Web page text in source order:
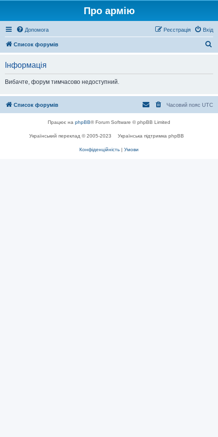
Про армію
Допомога Вхід
Реєстрація
Список форумів
Інформація
Вибачте, форум тимчасово недоступний.
Список форумів Часовий пояс UTC
Працює на phpBB® Forum Software © phpBB Limited
Український переклад © 2005-2023 Українська підтримка phpBB
Конфіденційність | Умови